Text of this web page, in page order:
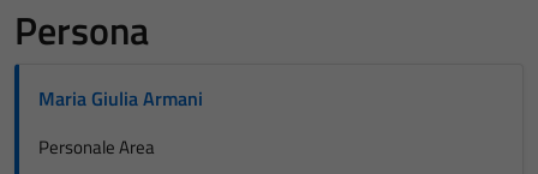
Persona
Maria Giulia Armani
Personale Area